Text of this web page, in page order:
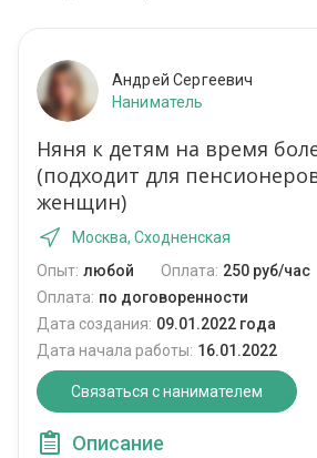
Андрей Сергеевич
Наниматель
Няня к детям на время
(подходит для
женщин)
Москва, Сходненская
Опыт: любой Оплата: 250 руб/час
Оплата: по договоренности
Дата создания: 09.01.2022 года
Дата начала работы: 16.01.2022
Связаться с нанимателем
Описание